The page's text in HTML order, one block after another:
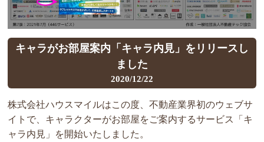
キャラがお部屋案内「キャラ内見」をリリースし
ました
2020/12/22
株式会社ハウスマイルはこの度、不動産業界初のウェブサ
イトで、キャラクターがお部屋をご案内するサービス「キ
ャラ内見」を開始いたしました。